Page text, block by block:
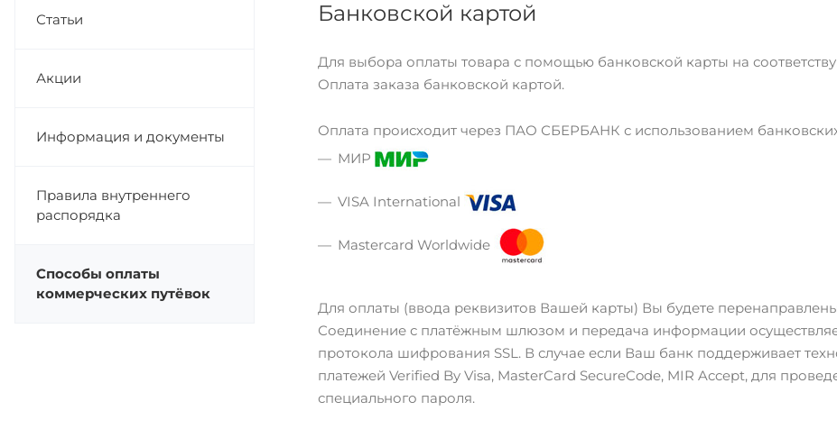
Статьи
Акции
Информация и документы
Правила внутреннего
распорядка
Способы оплаты
коммерческих путёвок
Банковской картой
Для выбора оплаты товара с помощью банковской карты на
Оплата заказа банковской картой.
Оплата происходит через ПАО СБЕРБАНК с использованием
МИР
VISA International
Mastercard Worldwide
Для оплаты (ввода реквизитов Вашей карты) Вы будете
Соединение с платёжным шлюзом и передача информации
протокола шифрования SSL. В случае если Ваш банк поддерживает
платежей Verified By Visa, MasterCard SecureCode, MIR Accept, для
специального пароля.